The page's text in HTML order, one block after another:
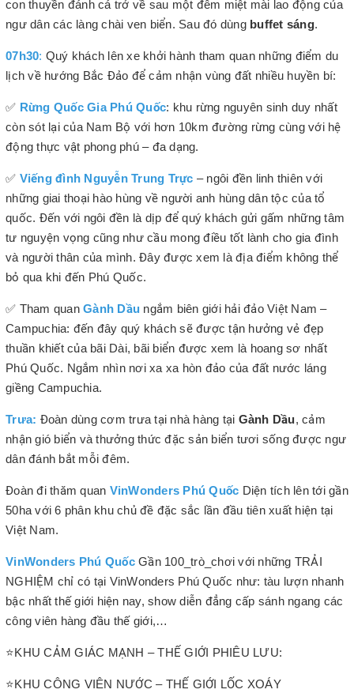
con thuyền đánh cá trở về sau một đêm miệt mài lao động của
ngư dân các làng chài ven biển. Sau đó dùng buffet sáng.
07h30: Quý khách lên xe khởi hành tham quan những điểm du
lịch về hướng Bắc Đảo để cảm nhận vùng đất nhiều huyền bí:
✅ Rừng Quốc Gia Phú Quốc: khu rừng nguyên sinh duy nhất
còn sót lại của Nam Bộ với hơn 10km đường rừng cùng với hệ
động thực vật phong phú – đa dạng.
✅ Viếng đình Nguyễn Trung Trực – ngôi đền linh thiên với
những giai thoại hào hùng về người anh hùng dân tộc của tổ
quốc. Đến với ngôi đền là dịp để quý khách gửi gấm những tâm
tư nguyện vọng cũng như cầu mong điều tốt lành cho gia đình
và người thân của mình. Đây được xem là địa điểm không thể
bỏ qua khi đến Phú Quốc.
✅ Tham quan Gành Dầu ngắm biên giới hải đảo Việt Nam –
Campuchia: đến đây quý khách sẽ được tận hưởng vẻ đẹp
thuần khiết của bãi Dài, bãi biển được xem là hoang sơ nhất
Phú Quốc. Ngắm nhìn nơi xa xa hòn đảo của đất nước láng
giềng Campuchia.
Trưa: Đoàn dùng cơm trưa tại nhà hàng tại Gành Dầu, cảm
nhận gió biển và thưởng thức đặc sản biển tươi sống được ngư
dân đánh bắt mỗi đêm.
Đoàn đi thăm quan VinWonders Phú Quốc Diện tích lên tới gần
50ha với 6 phân khu chủ đề đặc sắc lần đầu tiên xuất hiện tại
Việt Nam.
VinWonders Phú QuốcGần 100_trò_chơi với những TRẢI
NGHIỆM chỉ có tại VinWonders Phú Quốc như: tàu lượn nhanh
bậc nhất thế giới hiện nay, show diễn đẳng cấp sánh ngang các
công viên hàng đầu thế giới,…
⭐KHU CẢM GIÁC MẠNH – THẾ GIỚI PHIÊU LƯU:
⭐KHU CÔNG VIÊN NƯỚC – THẾ GIỚI LỐC XOÁY